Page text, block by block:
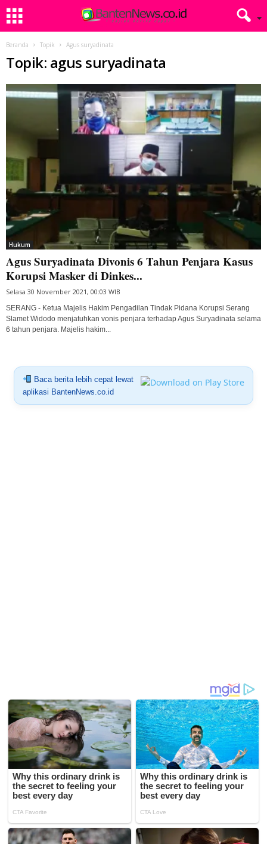
Beranda Topik Agus suryadinata
Topik: agus suryadinata
Hukum
Agus Suryadinata Divonis 6 Tahun Penjara Kasus
Korupsi Masker di Dinkes...
Selasa 30 November 2021, 00:03 WIB
SERANG - Ketua Majelis Hakim Pengadilan Tindak Pidana Korupsi Serang
Slamet Widodo menjatuhkan vonis penjara terhadap Agus Suryadinata selama
6 tahun penjara. Majelis hakim...
Baca berita lebih cepat lewat
aplikasi BantenNews.co.id